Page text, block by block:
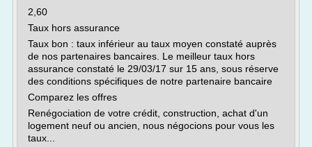
2,60
Taux hors assurance
Taux bon : taux inférieur au taux moyen constaté auprès
de nos partenaires bancaires. Le meilleur taux hors
assurance constaté le 29/03/17 sur 15 ans, sous réserve
des conditions spécifiques de notre partenaire bancaire
Comparez les offres
Renégociation de votre crédit, construction, achat d'un
logement neuf ou ancien, nous négocions pour vous les
taux...